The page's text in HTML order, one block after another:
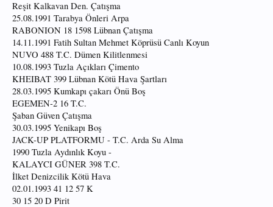
Reşit Kalkavan Den. Çatışma
25.08.1991 Tarabya Önleri Arpa
RABONION 18 1598 Lübnan Çatışma
14.11.1991 Fatih Sultan Mehmet Köprüsü Canlı Koyun
NUVO 488 T.C. Dümen Kilitlenmesi
10.08.1993 Tuzla Açıkları Çimento
KHEIBAT 399 Lübnan Kötü Hava Şartları
28.03.1995 Kumkapı çakarı Önü Boş
EGEMEN-2 16 T.C.
Şaban Güven Çatışma
30.03.1995 Yenikapı Boş
JACK-UP PLATFORMU - T.C. Arda Su Alma
1990 Tuzla Aydınlık Koyu -
KALAYCI GÜNER 398 T.C.
İlket Denizcilik Kötü Hava
02.01.1993 41 12 57 K
30 15 20 D Pirit